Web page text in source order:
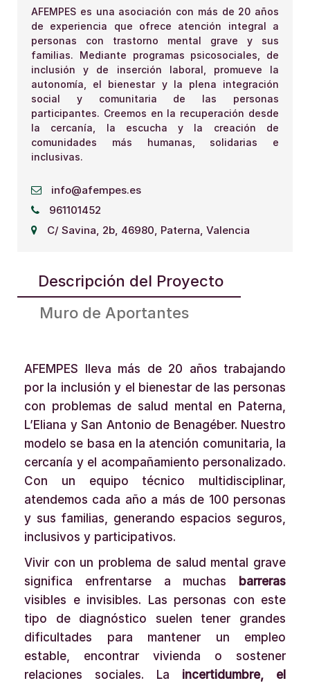
Descripción del Proyecto
Muro de Aportantes
AFEMPES lleva más de 20 años trabajando
por la inclusión y el bienestar de las personas
con problemas de salud mental en Paterna,
L’Eliana y San Antonio de Benagéber. Nuestro
modelo se basa en la atención comunitaria, la
cercanía y el acompañamiento personalizado.
Con un equipo técnico multidisciplinar,
atendemos cada año a más de 100 personas
y sus familias, generando espacios seguros,
inclusivos y participativos.
Vivir con un problema de salud mental grave
significa enfrentarse a muchas
barreras
visibles e invisibles. Las personas con este
tipo de diagnóstico suelen tener grandes
dificultades para mantener un empleo
estable, encontrar vivienda o sostener
relaciones sociales. La incertidumbre, el
AFEMPES es una asociación con más de 20 años
de experiencia que ofrece atención integral a
personas con trastorno mental grave y sus
familias. Mediante programas psicosociales, de
inclusión y de inserción laboral, promueve la
autonomía, el bienestar y la plena integración
social y comunitaria de las personas
participantes. Creemos en la recuperación desde
la cercanía, la escucha y la creación de
comunidades más humanas, solidarias e
inclusivas.
info@afempes.es
961101452
C/ Savina, 2b, 46980, Paterna, Valencia